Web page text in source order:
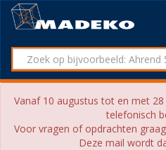
Vanaf 10 augustus tot en met
telefonisch
Voor vragen of opdrachten
Deze mail wordt